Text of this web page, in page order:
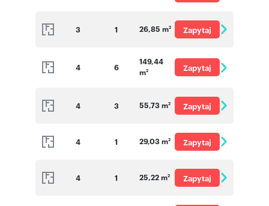
3 1 26,85 m2
Zapytaj
4 6
149,44
m2
Zapytaj
4 3 55,73 m2
Zapytaj
4 1 29,03 m2
Zapytaj
4 1 25,22 m2
Zapytaj